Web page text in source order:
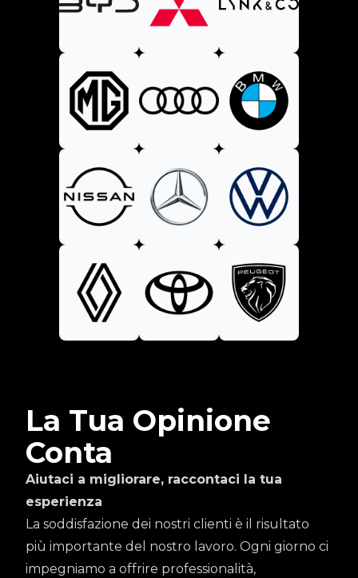
La Tua Opinione
Conta
Aiutaci a migliorare, raccontaci la tua
esperienza
La soddisfazione dei nostri clienti è il risultato
più importante del nostro lavoro. Ogni giorno ci
impegniamo a offrire professionalità,